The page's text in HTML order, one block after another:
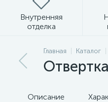
Внутренняя
отделка
Плитка и
Главная Каталог
Описание